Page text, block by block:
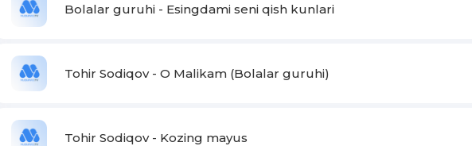
Bolalar guruhi - Esingdami seni qish kunlari
Tohir Sodiqov - O Malikam (Bolalar guruhi)
Tohir Sodiqov - Kozing mayus